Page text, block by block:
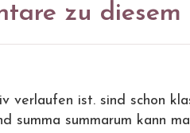
zu
verlaufen ist. sind schon
summa summarum kann